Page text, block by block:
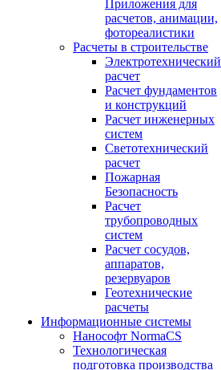
Приложения для
расчетов, анимации,
фотореалистики
Расчеты в строительстве
Электротехнический
расчет
Расчет фундаментов
и конструкций
Расчет инженерных
систем
Светотехнический
расчет
Пожарная
Безопасность
Расчет
трубопроводных
систем
Расчет сосудов,
аппаратов,
резервуаров
Геотехнические
расчеты
Информационные системы
Нанософт NormaCS
Технологическая
подготовка производства